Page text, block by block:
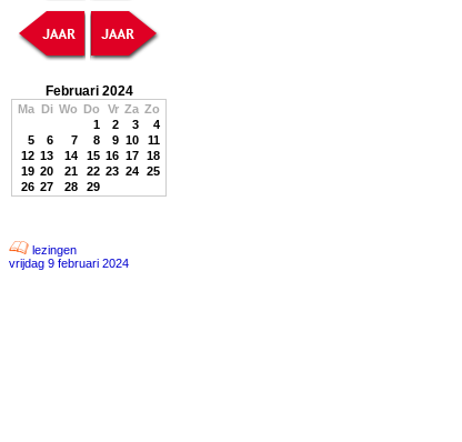
Februari 2024
Ma Di Wo Do Vr Za Zo
1
2 3
4
5
6 7 8 9 10
11
12 13 14 15 16 17 18
19 20 21 22 23 24 25
26 27 28 29
lezingen
vrijdag 9 februari 2024